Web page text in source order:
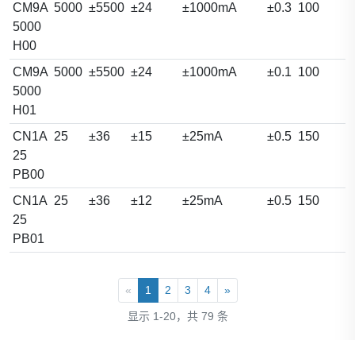
CM9A
5000
H00
5000 ±5500 ±24 ±1000mA ±0.3 100
CM9A
5000
H01
5000 ±5500 ±24 ±1000mA ±0.1 100
CN1A
25
PB00
25 ±36 ±15 ±25mA ±0.5 150
CN1A
25
PB01
25 ±36 ±12 ±25mA ±0.5 150
« 1 2 3 4 »
显示 1-20，共 79 条